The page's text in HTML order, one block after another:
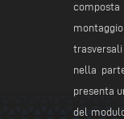
trasversali
nella
presenta
del